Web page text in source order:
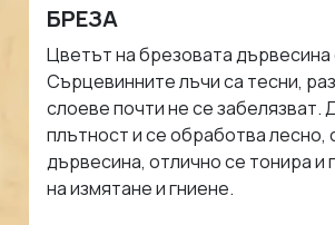
БРЕЗА
Цветът на брезовата
Сърцевинните лъчи са тесни,
слоеве почти не се
плътност и се обработва лесно,
дървесина, отлично се тонира и
на измятане и гниене.